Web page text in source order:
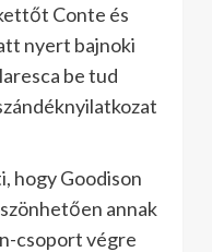
Conte és
nyert bajnoki
be tud
hogy Goodison
annak
csoport végre